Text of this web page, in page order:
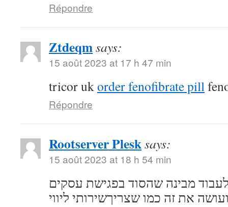
Répondre
Ztdeqmsays:
15 août 2023 at 17 h 47 min
tricor ukorder fenofibrate pill
Répondre
Rootserver Plesksays:
15 août 2023 at 18 h 54 min
מבינה שהסוד בפגישת עסקים
את זה כמו שצריךשירותי ליווי